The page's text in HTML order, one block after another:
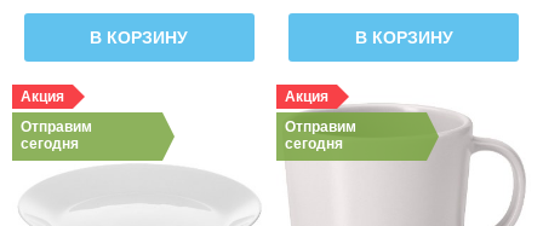
В КОРЗИНУ В КОРЗИНУ
Акция
Отправим
сегодня
Акция
Отправим
сегодня